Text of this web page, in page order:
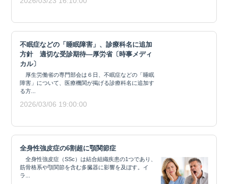
不眠症などの「睡眠障害」、診療科名に追加
方針 適切な受診期待―厚労省〔時事メディ
カル〕
厚生労働省の専門部会は６日、不眠症などの「睡眠
障害」について、医療機関が掲げる診療科名に追加す
る方...
2026/03/06 19:00:00
全身性強皮症の6割超に顎関節症
全身性強皮症（SSc）は結合組織疾患の1つであり、
筋骨格系や顎関節を含む多臓器に影響を及ぼす。イ
ラ...